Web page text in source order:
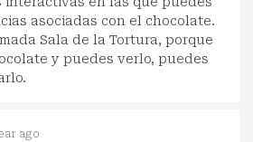
asociadas con el chocolate.
Sala de la Tortura, porque
y puedes verlo, puedes
ago